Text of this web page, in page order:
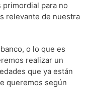
primordial para no
relevante de nuestra
o lo que es
realizar un
que ya están
queremos según